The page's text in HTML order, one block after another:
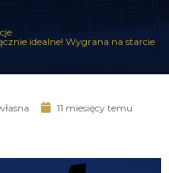
idealne! Wygrana na starcie
11 miesięcy temu